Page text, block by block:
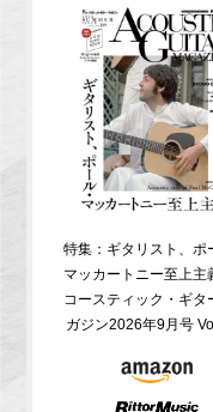
特集：ギタリスト、ポ
マッカートニー至上主
コースティック・ギタ
ガジン2026年9月号